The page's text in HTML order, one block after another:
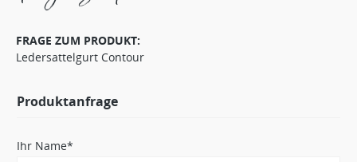
FRAGE ZUM PRODUKT:
Ledersattelgurt Contour
Produktanfrage
Ihr Name*